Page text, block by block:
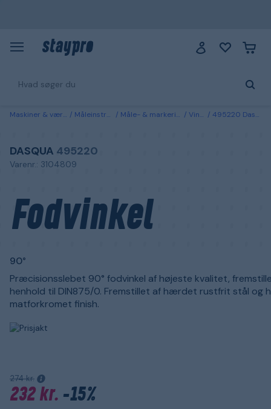
Maskiner & værktøj Måleinstrument Måle- & markeringsredskaber Vinkelhager 495220 Dasqua Fodvinkel 90° 75x50 mm
DASQUA 495220
Varenr.: 3104809
Fodvinkel
90°
Præcisionsslebet 90° fodvinkel af højeste kvalitet,
henhold til DIN875/0. Fremstillet af hærdet rustfrit stål og
matforkromet finish.
274 kr.
232 kr. -15%